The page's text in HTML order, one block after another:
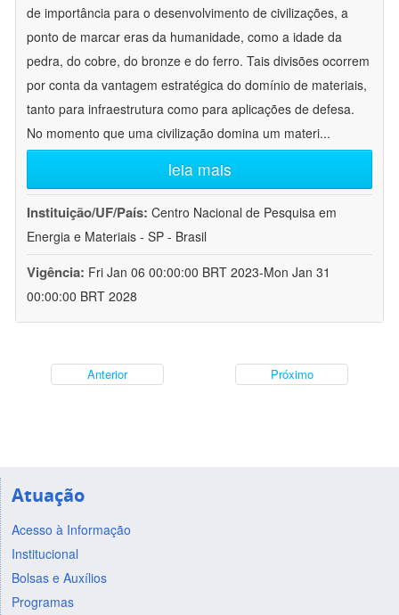
de importância para o desenvolvimento de civilizações, a
ponto de marcar eras da humanidade, como a idade da
pedra, do cobre, do bronze e do ferro. Tais divisões ocorrem
por conta da vantagem estratégica do domínio de materiais,
tanto para infraestrutura como para aplicações de defesa.
No momento que uma civilização domina um materi...
leia mais
Instituição/UF/País: Centro Nacional de Pesquisa em
Energia e Materiais - SP - Brasil
Vigência: Fri Jan 06 00:00:00 BRT 2023-Mon Jan 31
00:00:00 BRT 2028
Anterior Próximo
Atuação
Acesso à Informação
Institucional
Bolsas e Auxílios
Programas